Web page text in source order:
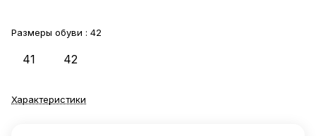
Размеры обуви : 42
41 42
Характеристики